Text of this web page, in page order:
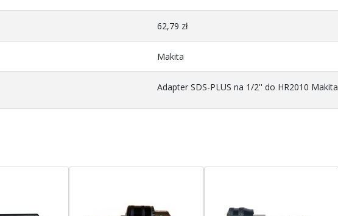
62,79 zł
Makita
Adapter SDS-PLUS na 1/2'' do HR2010 Makita